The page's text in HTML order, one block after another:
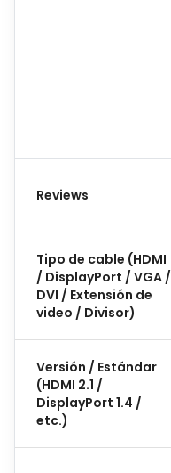
Reviews
Tipo de cable (HDMI
/ DisplayPort / VGA /
DVI / Extensión de
video / Divisor)
Versión / Estándar
(HDMI 2.1 /
DisplayPort 1.4 /
etc.)